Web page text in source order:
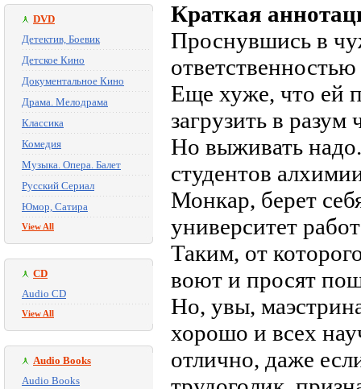
DVD
Детектив, Боевик
Детское Кино
Документальное Кино
Драма. Мелодрама
Классика
Комедия
Музыка. Опера. Балет
Русский Сериал
Юмор, Сатира
View All
CD
Audio CD
View All
Audio Books
Audio Books
Краткая
Проснувшись в
Еще хуже, что ей
загрузить в
Но выживать
студентов
Монкар, берет
университет
Таким, от
воют и просят
Но, увы,
хорошо и всех
отлично, даже